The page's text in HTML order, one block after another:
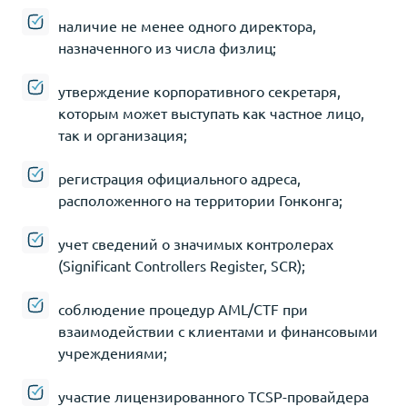
наличие не менее одного директора,
назначенного из числа физлиц;
утверждение корпоративного секретаря,
которым может выступать как частное лицо,
так и организация;
регистрация официального адреса,
расположенного на территории Гонконга;
учет сведений о значимых контролерах
(Significant Controllers Register, SCR);
соблюдение процедур AML/CTF при
взаимодействии с клиентами и финансовыми
учреждениями;
участие лицензированного TCSP-провайдера